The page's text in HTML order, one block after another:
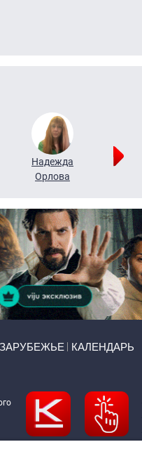
Надежда
Орлова
ЗАРУБЕЖЬЕ КАЛЕНДАРЬ